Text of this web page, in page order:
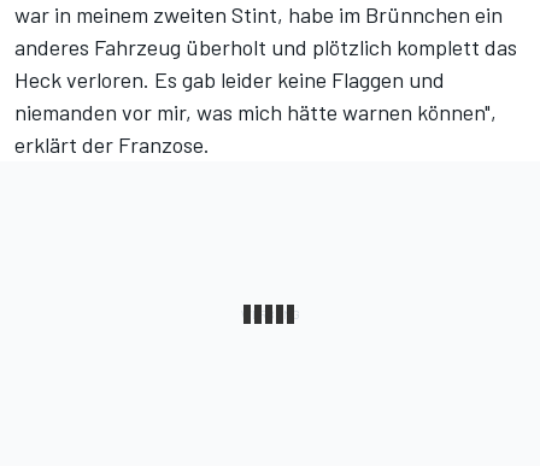
war in meinem zweiten Stint, habe im Brünnchen ein
anderes Fahrzeug überholt und plötzlich komplett das
Heck verloren. Es gab leider keine Flaggen und
niemanden vor mir, was mich hätte warnen können",
erklärt der Franzose.